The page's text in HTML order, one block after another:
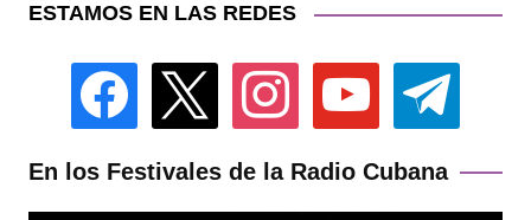
ESTAMOS EN LAS REDES
facebook instagram youtube telegram
En los Festivales de la Radio Cubana